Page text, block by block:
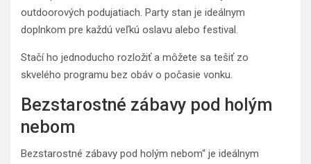
outdoorových podujatiach. Party stan je ideálnym
doplnkom pre každú veľkú oslavu alebo festival.
Stačí ho jednoducho rozložiť a môžete sa tešiť zo
skvelého programu bez obáv o počasie vonku.
Bezstarostné zábavy pod holým
nebom
Bezstarostné zábavy pod holým nebom“ je ideálnym